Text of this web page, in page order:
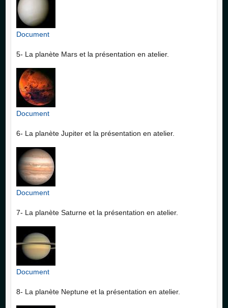
Document
5- La planète Mars et la présentation en atelier.
Document
6- La planète Jupiter et la présentation en atelier.
Document
7- La planète Saturne et la présentation en atelier.
Document
8- La planète Neptune et la présentation en atelier.